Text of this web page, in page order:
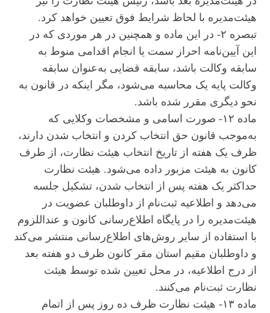
هیئت‌مدیره با لحاظ شرایط فوق تعیین خواهد کرد.
تبصره ۲- در این ماده و همچنین در هر موردی که در
این آیین‌نامه احراز سمت یا انجام اقدامی منوط به
سابقه وکالت باشد، سابقه قضایی به‌عنوان سابقه
وکالت پایه یک محاسبه می‌شود، مگر اینکه در قانون به
نحو دیگری مقرر شده باشد.
ماده ۱۲- صورت اسامی و مشخصات وکلایی که
به‌موجب قانون حق انتخاب کردن و انتخاب شدن دارند،
ظرف یک هفته از تاریخ انتخاب هیئت نظارت، از طرف
کانون به هیئت مزبور داده می‌شود. هیئت نظارت
حداکثر یک هفته پس از انتخاب شدن، تشکیل جلسه
می‌دهد و اطلاعیه ثبت‌نام از داوطلبان عضویت در
هیئت‌مدیره را در پایگاه اطلاع‌رسانی کانون و عنداللزوم
با استفاده از سایر روش‌های اطلاع‌رسانی منتشر می‌کند
و داوطلبان مقیم استان مقر کانون ظرف دو هفته بعد
از درج اطلاعیه، در محل تعیین شده توسط هیئت
نظارت ثبت‌نام می‌کنند.
ماده ۱۳- هیئت نظارت ظرف ده روز پس از اتمام